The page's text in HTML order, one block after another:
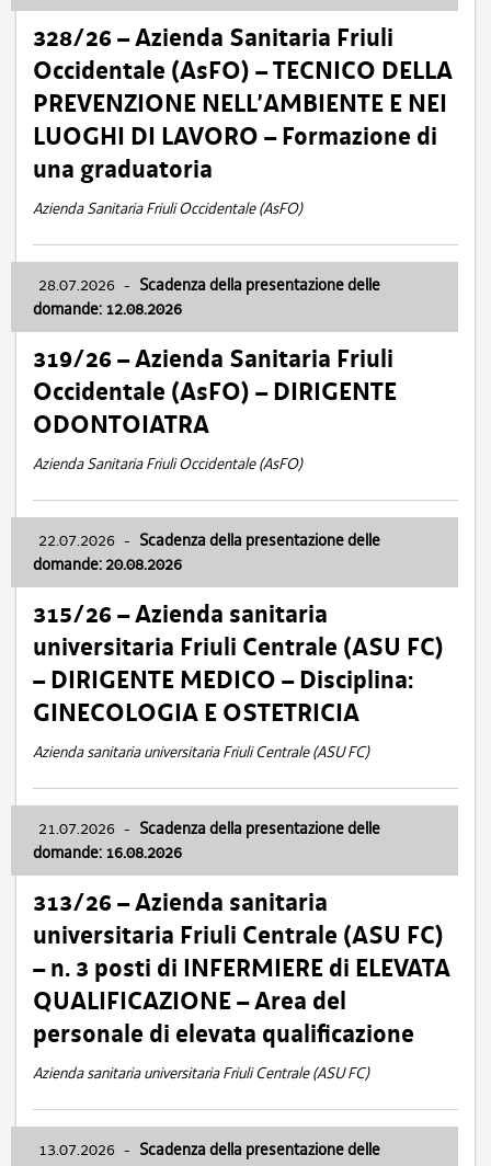
328/26 – Azienda Sanitaria Friuli
Occidentale (AsFO) – TECNICO DELLA
PREVENZIONE NELL’AMBIENTE E NEI
LUOGHI DI LAVORO – Formazione di
una graduatoria
Azienda Sanitaria Friuli Occidentale (AsFO)
28.07.2026 - Scadenza della presentazione delle
domande: 12.08.2026
319/26 – Azienda Sanitaria Friuli
Occidentale (AsFO) – DIRIGENTE
ODONTOIATRA
Azienda Sanitaria Friuli Occidentale (AsFO)
22.07.2026 - Scadenza della presentazione delle
domande: 20.08.2026
315/26 – Azienda sanitaria
universitaria Friuli Centrale (ASU FC)
– DIRIGENTE MEDICO – Disciplina:
GINECOLOGIA E OSTETRICIA
Azienda sanitaria universitaria Friuli Centrale (ASU FC)
21.07.2026 - Scadenza della presentazione delle
domande: 16.08.2026
313/26 – Azienda sanitaria
universitaria Friuli Centrale (ASU FC)
– n. 3 posti di INFERMIERE di ELEVATA
QUALIFICAZIONE – Area del
personale di elevata qualificazione
Azienda sanitaria universitaria Friuli Centrale (ASU FC)
13.07.2026 - Scadenza della presentazione delle